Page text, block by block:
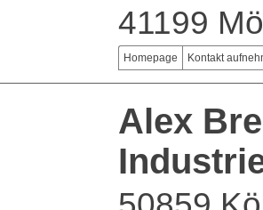
41199
Homepage Kontakt
Alex